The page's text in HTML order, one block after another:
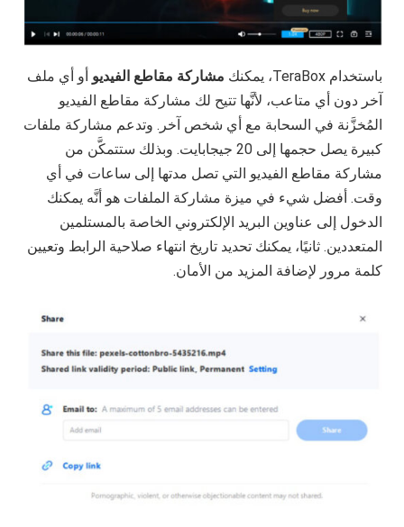
باستخدام TeraBox، يمكنك مشاركة مقاطع الفيديو أو أي ملف
آخر دون أي متاعب، لأنَّها تتيح لك مشاركة مقاطع الفيديو
المُخزَّنة في السحابة مع أي شخص آخر. وتدعم مشاركة ملفات
كبيرة يصل حجمها إلى 20 جيجابايت. وبذلك ستتمكَّن من
مشاركة مقاطع الفيديو التي تصل مدتها إلى ساعات في أي
وقت. أفضل شيء في ميزة مشاركة الملفات هو أنَّه يمكنك
الدخول إلى عناوين البريد الإلكتروني الخاصة بالمستلمين
المتعددين. ثانيًا، يمكنك تحديد تاريخ انتهاء صلاحية الرابط وتعيين
كلمة مرور لإضافة المزيد من الأمان.